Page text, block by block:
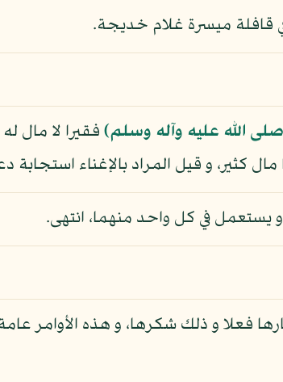
قافلة ميسرة غلام خديجة.
الله عليه وآله وسلم) فقيرا لا مال له
كثير، و قيل المراد بالإغناء استجابة
و يستعمل في كل واحد منهما، انتهى.
فعلا و ذلك شكرها، و هذه الأوامر